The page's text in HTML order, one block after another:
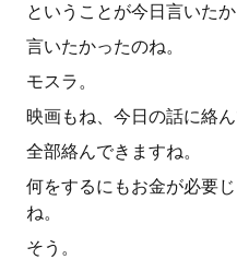
ということが今日言いたか
言いたかったのね。
モスラ。
映画もね、今日の話に絡
全部絡んできますね。
何をするにもお金が必要
ね。
そう。